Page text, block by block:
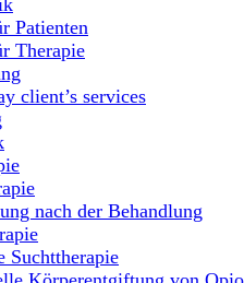
Patienten
Therapie
client’s services
nach der Behandlung
Suchttherapie